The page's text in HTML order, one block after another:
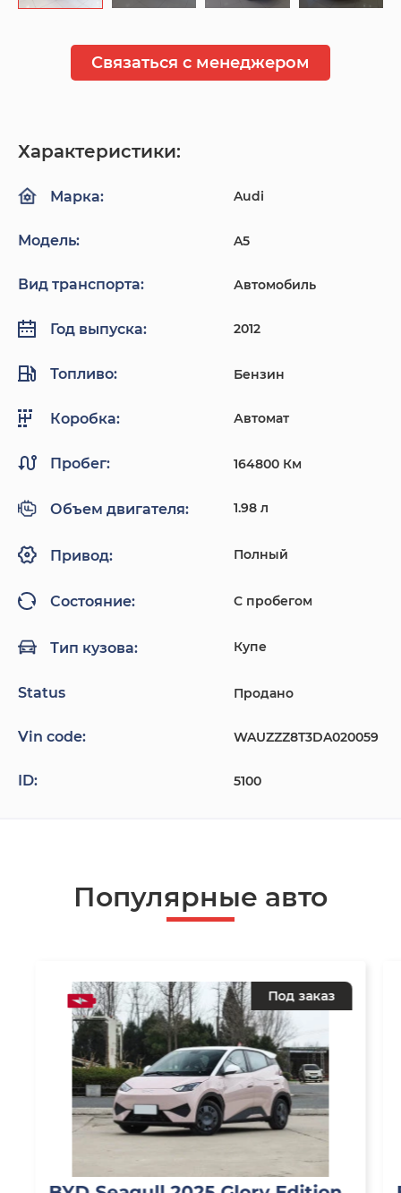
Связаться с менеджером
Характеристики:
Марка: Audi
Модель: A5
Вид транспорта: Автомобиль
Год выпуска: 2012
Топливо: Бензин
Коробка: Автомат
Пробег: 164800 Км
Объем двигателя: 1.98 л
Привод: Полный
Состояние: С пробегом
Тип кузова: Купе
Status Продано
Vin code: WAUZZZ8T3DA020059
ID: 5100
Популярные авто
Под заказ